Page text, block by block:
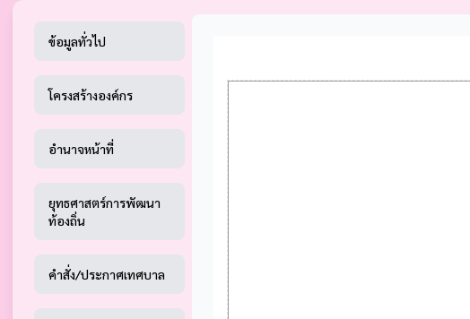
ข้อมูลทั่วไป
โครงสร้างองค์กร
อำนาจหน้าที่
ยุทธศาสตร์การพัฒนา
ท้องถิ่น
คำสั่ง/ประกาศเทศบาล